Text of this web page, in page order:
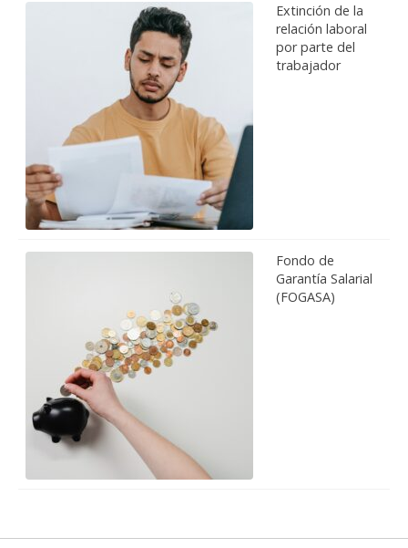
Extinción de la
relación laboral
por parte del
trabajador
Fondo de
Garantía Salarial
(FOGASA)